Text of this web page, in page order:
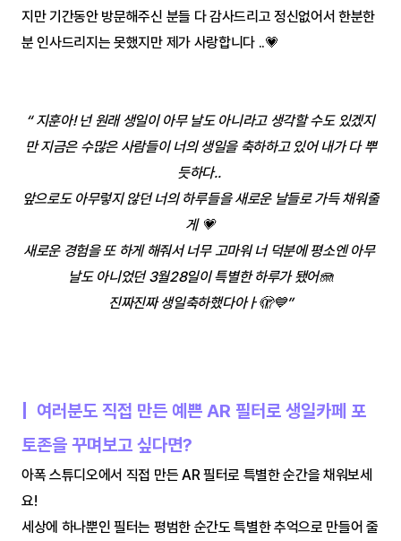
지만 기간동안 방문해주신 분들 다 감사드리고 정신없어서 한분한
분 인사드리지는 못했지만 제가 사랑합니다 ..💗
“ 지훈아! 넌 원래 생일이 아무 날도 아니라고 생각할 수도 있겠지
만 지금은 수많은 사람들이 너의 생일을 축하하고 있어 내가 다 뿌
듯하다..
앞으로도 아무렇지 않던 너의 하루들을 새로운 날들로 가득 채워줄
게 💗
새로운 경험을 또 하게 해줘서 너무 고마워 너 덕분에 평소엔 아무
날도 아니었던 3월28일이 특별한 하루가 됐어🪼
진짜진짜 생일축하했다아ㅏ🫣💙”
|  여러분도 직접 만든 예쁜 AR 필터로 생일카페 포
토존을 꾸며보고 싶다면?
아폭 스튜디오에서 직접 만든 AR 필터로 특별한 순간을 채워보세
요!
세상에 하나뿐인 필터는 평범한 순간도 특별한 추억으로 만들어 줄